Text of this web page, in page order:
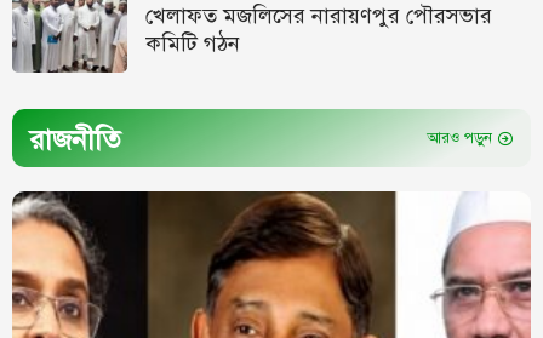
খেলাফত মজলিসের নারায়ণপুর পৌরসভার
কমিটি গঠন
রাজনীতি আরও পড়ুন